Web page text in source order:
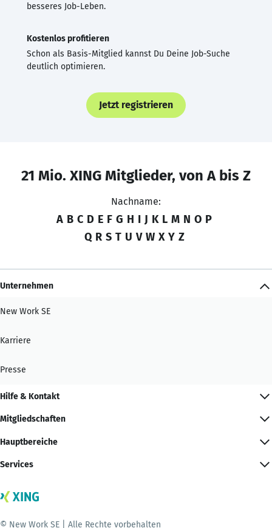
besseres Job-Leben.
Kostenlos profitieren
Schon als Basis-Mitglied kannst Du Deine Job-Suche
deutlich optimieren.
Jetzt registrieren
21 Mio. XING Mitglieder, von A bis Z
Nachname:
A B C D E F G H I J K L M N O P
Q R S T U V W X Y Z
Unternehmen
New Work SE
Karriere
Presse
Hilfe & Kontakt
Mitgliedschaften
Hauptbereiche
Services
© New Work SE | Alle Rechte vorbehalten